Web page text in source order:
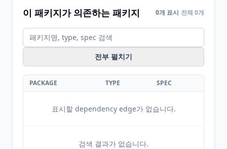
이 패키지가 의존하는 패키지 0개 표시 전체 0개
전부 펼치기
PACKAGE TYPE SPEC
표시할 dependency edge가 없습니다.
검색 결과가 없습니다.